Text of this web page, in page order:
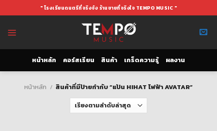
to
" โรงเรียนดนตรีที่จริงจัง ร้านขายที่จริงใจ TEMPO MUSIC "
หน้าหลัก คอร์สเรียน สินค้า เกร็ดความรู้ ผลงาน
หน้าหลัก / สินค้าที่มีป้ายกำกับ “แป้น HIHAT ไฟฟ้า AVATAR”